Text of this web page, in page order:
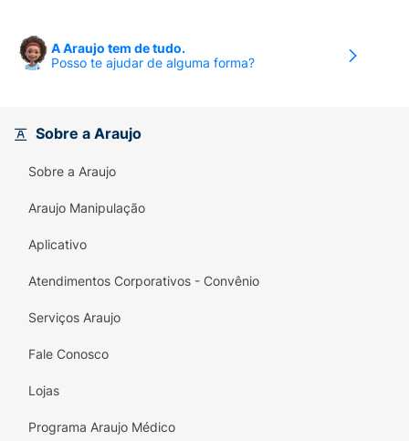
amamentando devem ser tratadas ao mesmo
tempo que os seus filhotes. Os cães adultos
mensalmente para prevenção da infecção
pelo verme do coração.
A Araujo tem de tudo.
Posso te ajudar de alguma forma?
Sobre a Araujo
Sobre a Araujo
Araujo Manipulação
Aplicativo
Atendimentos Corporativos - Convênio
Serviços Araujo
Fale Conosco
Lojas
Programa Araujo Médico